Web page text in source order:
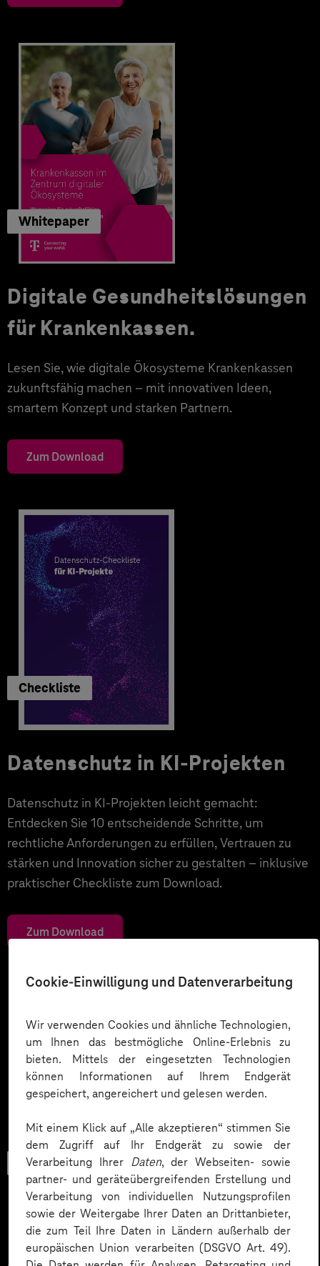
Cookie-Einwilligung und Datenverarbeitung
Wir verwenden Cookies und ähnliche Technologien,
um Ihnen das bestmögliche Online-Erlebnis zu
bieten. Mittels der eingesetzten Technologien
können Informationen auf Ihrem Endgerät
gespeichert, angereichert und gelesen werden.
Mit einem Klick auf „Alle akzeptieren“ stimmen Sie
dem Zugriff auf Ihr Endgerät zu sowie der
Verarbeitung Ihrer Daten, der Webseiten- sowie
partner- und geräteübergreifenden Erstellung und
Verarbeitung von individuellen Nutzungsprofilen
sowie der Weitergabe Ihrer Daten an Drittanbieter,
die zum Teil Ihre Daten in Ländern außerhalb der
europäischen Union verarbeiten (DSGVO Art. 49).
Whitepaper
Digitale Gesundheitslösungen
für Krankenkassen.
Lesen Sie, wie digitale Ökosysteme Krankenkassen
zukunftsfähig machen – mit innovativen Ideen,
smartem Konzept und starken Partnern.
Zum Download
Checkliste
Datenschutz in KI-Projekten
Datenschutz in KI-Projekten leicht gemacht:
Entdecken Sie 10 entscheidende Schritte, um
rechtliche Anforderungen zu erfüllen, Vertrauen zu
stärken und Innovation sicher zu gestalten – inklusive
praktischer Checkliste zum Download.
Zum Download
Trendbook
Innovationen und KI im